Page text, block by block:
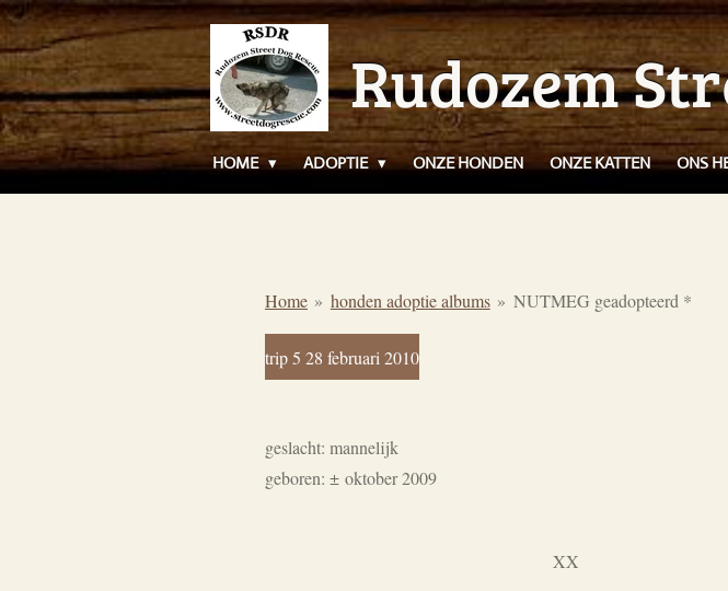
Ga
direct
naar
de
hoofdinhoud
Rudozem
HOME ADOPTIE ONZE HONDEN ONZE KATTEN ONS
Home » honden adoptie albums » NUTMEG geadopteerd *
trip 5 28 februari 2010
geslacht: mannelijk
geboren: ± oktober 2009
XX